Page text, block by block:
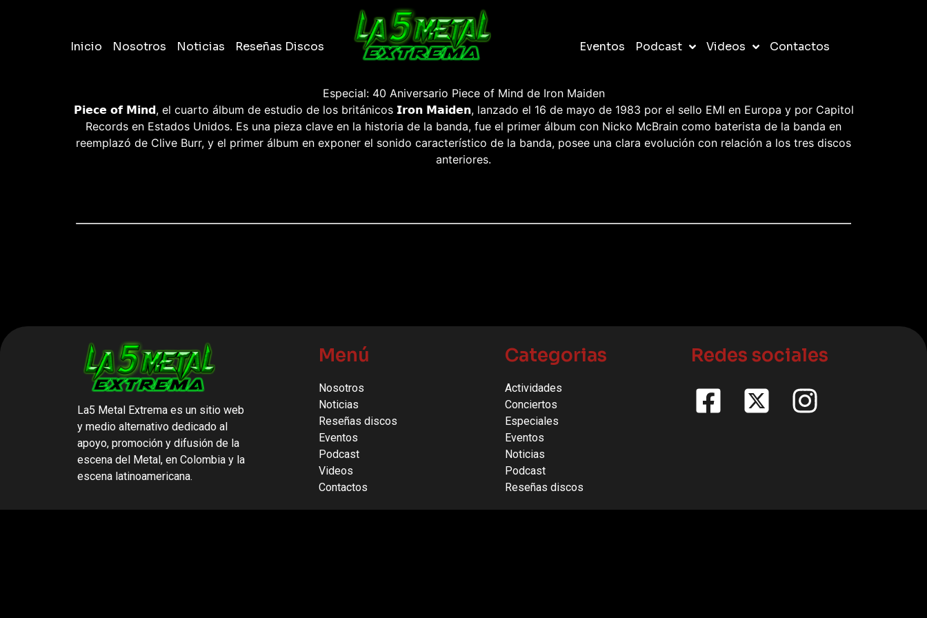
Inicio Nosotros Noticias Reseñas Discos Eventos Podcast Videos Contactos
Especial: 40 Aniversario Piece of Mind de Iron Maiden
𝗣𝗶𝗲𝗰𝗲 𝗼𝗳 𝗠𝗶𝗻𝗱, el cuarto álbum de estudio de los británicos 𝗜𝗿𝗼𝗻 𝗠𝗮𝗶𝗱𝗲𝗻, lanzado el 16 de mayo de 1983 por el sello EMI en Europa y por Capitol
Records en Estados Unidos. Es una pieza clave en la historia de la banda, fue el primer álbum con Nicko McBrain como baterista de la banda en
reemplazó de Clive Burr, y el primer álbum en exponer el sonido característico de la banda, posee una clara evolución con relación a los tres discos
anteriores.
La5 Metal Extrema es un sitio web
y medio alternativo dedicado al
apoyo, promoción y difusión de la
escena del Metal, en Colombia y la
escena latinoamericana.
Menú
Nosotros
Noticias
Reseñas discos
Eventos
Podcast
Videos
Contactos
Categorias
Actividades
Conciertos
Especiales
Eventos
Noticias
Podcast
Reseñas discos
Redes sociales